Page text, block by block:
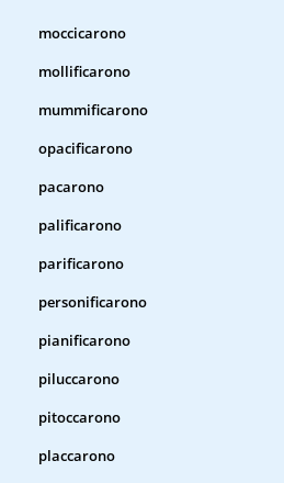
moccicarono
mollificarono
mummificarono
opacificarono
pacarono
palificarono
parificarono
personificarono
pianificarono
piluccarono
pitoccarono
placcarono